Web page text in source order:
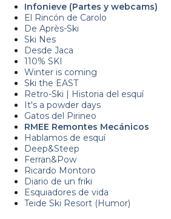
Infonieve (Partes y webcams)
El Rincón de Carolo
De Après-Ski
Ski Nes
Desde Jaca
110% SKI
Winter is coming
Ski the EAST
Retro-Ski | Historia del esquí
It's a powder days
Gatos del Pirineo
RMEE Remontes Mecánicos
Hablamos de esquí
Deep&Steep
Ferran&Pow
Ricardo Montoro
Diario de un friki
Esquiadores de vida
Teide Ski Resort (Humor)